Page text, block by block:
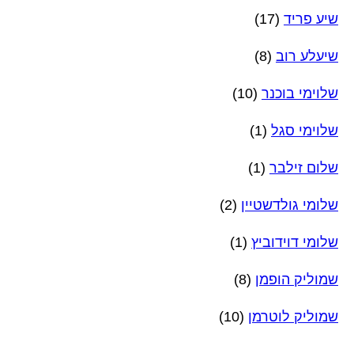
שיע פריד (17)
שיעלע רוב (8)
שלוימי בוכנר (10)
שלוימי סגל (1)
שלום זילבר (1)
שלומי גולדשטיין (2)
שלומי דוידוביץ (1)
שמוליק הופמן (8)
שמוליק לוטרמן (10)